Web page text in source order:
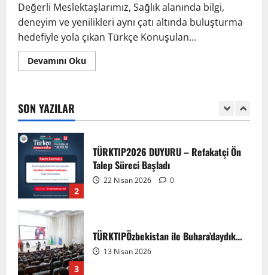
Değerli Meslektaşlarımız, Sağlık alanında bilgi,
deneyim ve yenilikleri aynı çatı altında buluşturma
hedefiyle yola çıkan Türkçe Konuşulan...
Devamını Oku
SON YAZILAR
5
Prizren’de toplandı…
2 Nisan 2026
1
Birliği Zirvesi – Ağrı Tedavisinde
2
TÜRKTIP2026 DUYURU – Refakatçi Ön
Talep Süreci Başladı
22 Nisan 2026 0
3
TÜRKTIPÖzbekistan ile Buhara’daydık…
13 Nisan 2026